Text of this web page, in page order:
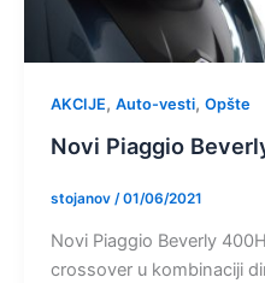
AKCIJE, Auto-vesti, Opšte
Novi Piaggio
stojanov /01/06/2021
Novi Piaggio Beverly
crossover u kombinaciji